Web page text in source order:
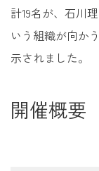
計19名が、石川
いう組織が向か
示されました。
開催概要